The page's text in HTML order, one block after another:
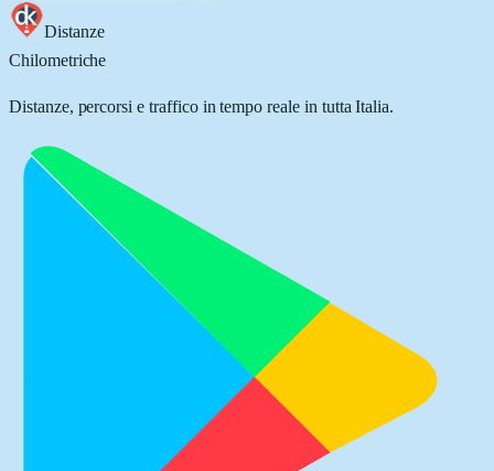
Distanze
Chilometriche
Distanze, percorsi e traffico in tempo reale in tutta Italia.